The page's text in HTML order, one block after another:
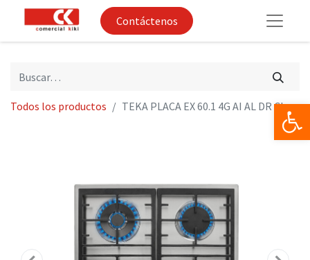
Contáctenos
Todos los productos TEKA PLACA EX 60.1 4G AI AL DR CI